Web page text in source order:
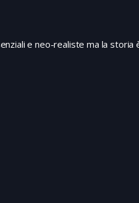
e neo-realiste ma la storia